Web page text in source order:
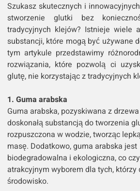
Szukasz skutecznych i
stworzenie glutki bez
tradycyjnych klejów? Istnieje wiele
substancji, które mogą być używane
tym artykule przedstawimy
rozwiązania, które pozwolą ci
glutę, nie korzystając z tradycyjnych
1. Guma arabska
Guma arabska, pozyskiwana z
doskonałą substancją do tworzenia
rozpuszczona w wodzie, tworząc
masę. Dodatkowo, guma arabska jest
biodegradowalna i ekologiczna, co
atrakcyjnym wyborem dla tych, którzy
środowisko.